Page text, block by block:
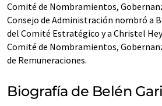
Comité de Nombramientos,
Consejo de Administración nombró a
del Comité Estratégico y a Christel
Comité de Nombramientos,
de Remuneraciones.
Biografía de Belén